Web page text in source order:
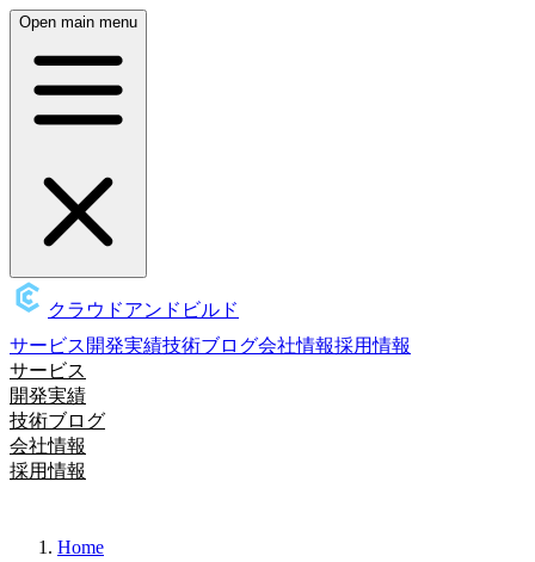
Open main menu
クラウドアンドビルド
サービス 開発実績技術ブログ会社情報採用情報
サービス
開発実績
技術ブログ
会社情報
採用情報
Home